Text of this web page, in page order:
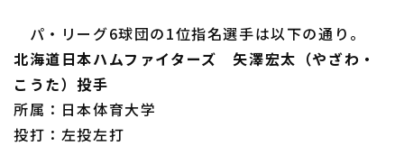
千葉ロッテマリーンズ
オリックス・バファローズ
福岡ソフトバンクホークス
パ・リーグ6球団の1位指名選手は以下の通り。
北海道日本ハムファイターズ 矢澤宏太（やざわ・
こうた）投手
所属：日本体育大学
投打：左投左打